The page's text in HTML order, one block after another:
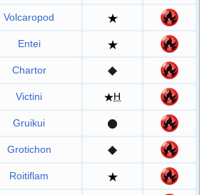
Volcaropod
Entei
Chartor
Victini H
Gruikui
Grotichon
Roitiflam